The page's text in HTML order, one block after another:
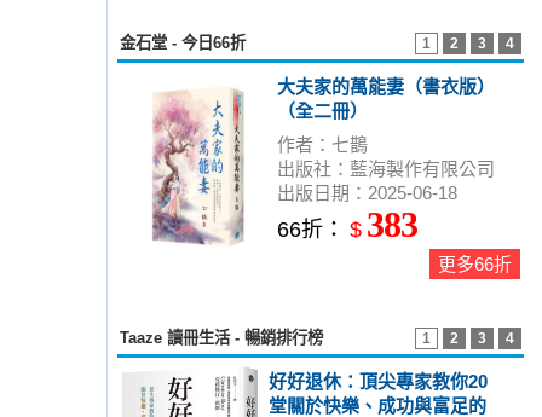
1 2 3 4
金石堂 - 今日66折
大夫家的萬能妻（書衣版）
（全二冊）
作者：七鵲
出版社：藍海製作有限公司
出版日期：2025-06-18
66折： $ 383
更多66折
1 2 3 4
Taaze 讀冊生活 - 暢銷排行榜
好好退休：頂尖專家教你20
堂關於快樂、成功與富足的